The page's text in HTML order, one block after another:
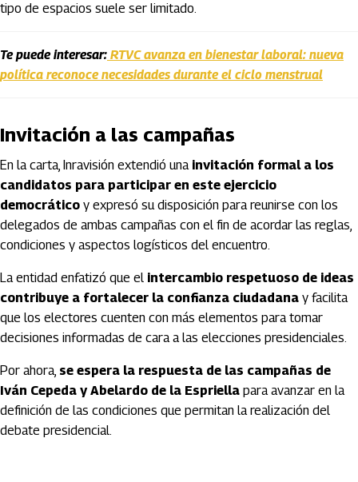
tipo de espacios suele ser limitado.
Te puede interesar: RTVC avanza en bienestar laboral: nueva
política reconoce necesidades durante el ciclo menstrual
Invitación a las campañas
En la carta, Inravisión extendió una invitación formal a los
candidatos para participar en este ejercicio
democrático y expresó su disposición para reunirse con los
delegados de ambas campañas con el fin de acordar las reglas,
condiciones y aspectos logísticos del encuentro.
La entidad enfatizó que el intercambio respetuoso de ideas
contribuye a fortalecer la confianza ciudadana y facilita
que los electores cuenten con más elementos para tomar
decisiones informadas de cara a las elecciones presidenciales.
Por ahora, se espera la respuesta de las campañas de
Iván Cepeda y Abelardo de la Espriella para avanzar en la
definición de las condiciones que permitan la realización del
debate presidencial.